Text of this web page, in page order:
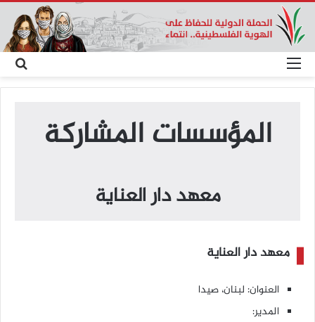
عن
القائمة
المؤسسات المشاركة
معهد دار العناية
معهد دار العناية
العنوان: لبنان، صيدا
المدير: